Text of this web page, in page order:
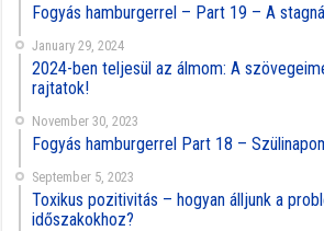
Fogyás hamburgerrel – Part 19 – A
January 29, 2024
2024-ben teljesül az álmom: A
rajtatok!
November 30, 2023
Fogyás hamburgerrel Part 18 –
September 5, 2023
Toxikus pozitivitás – hogyan álljunk a
időszakokhoz?